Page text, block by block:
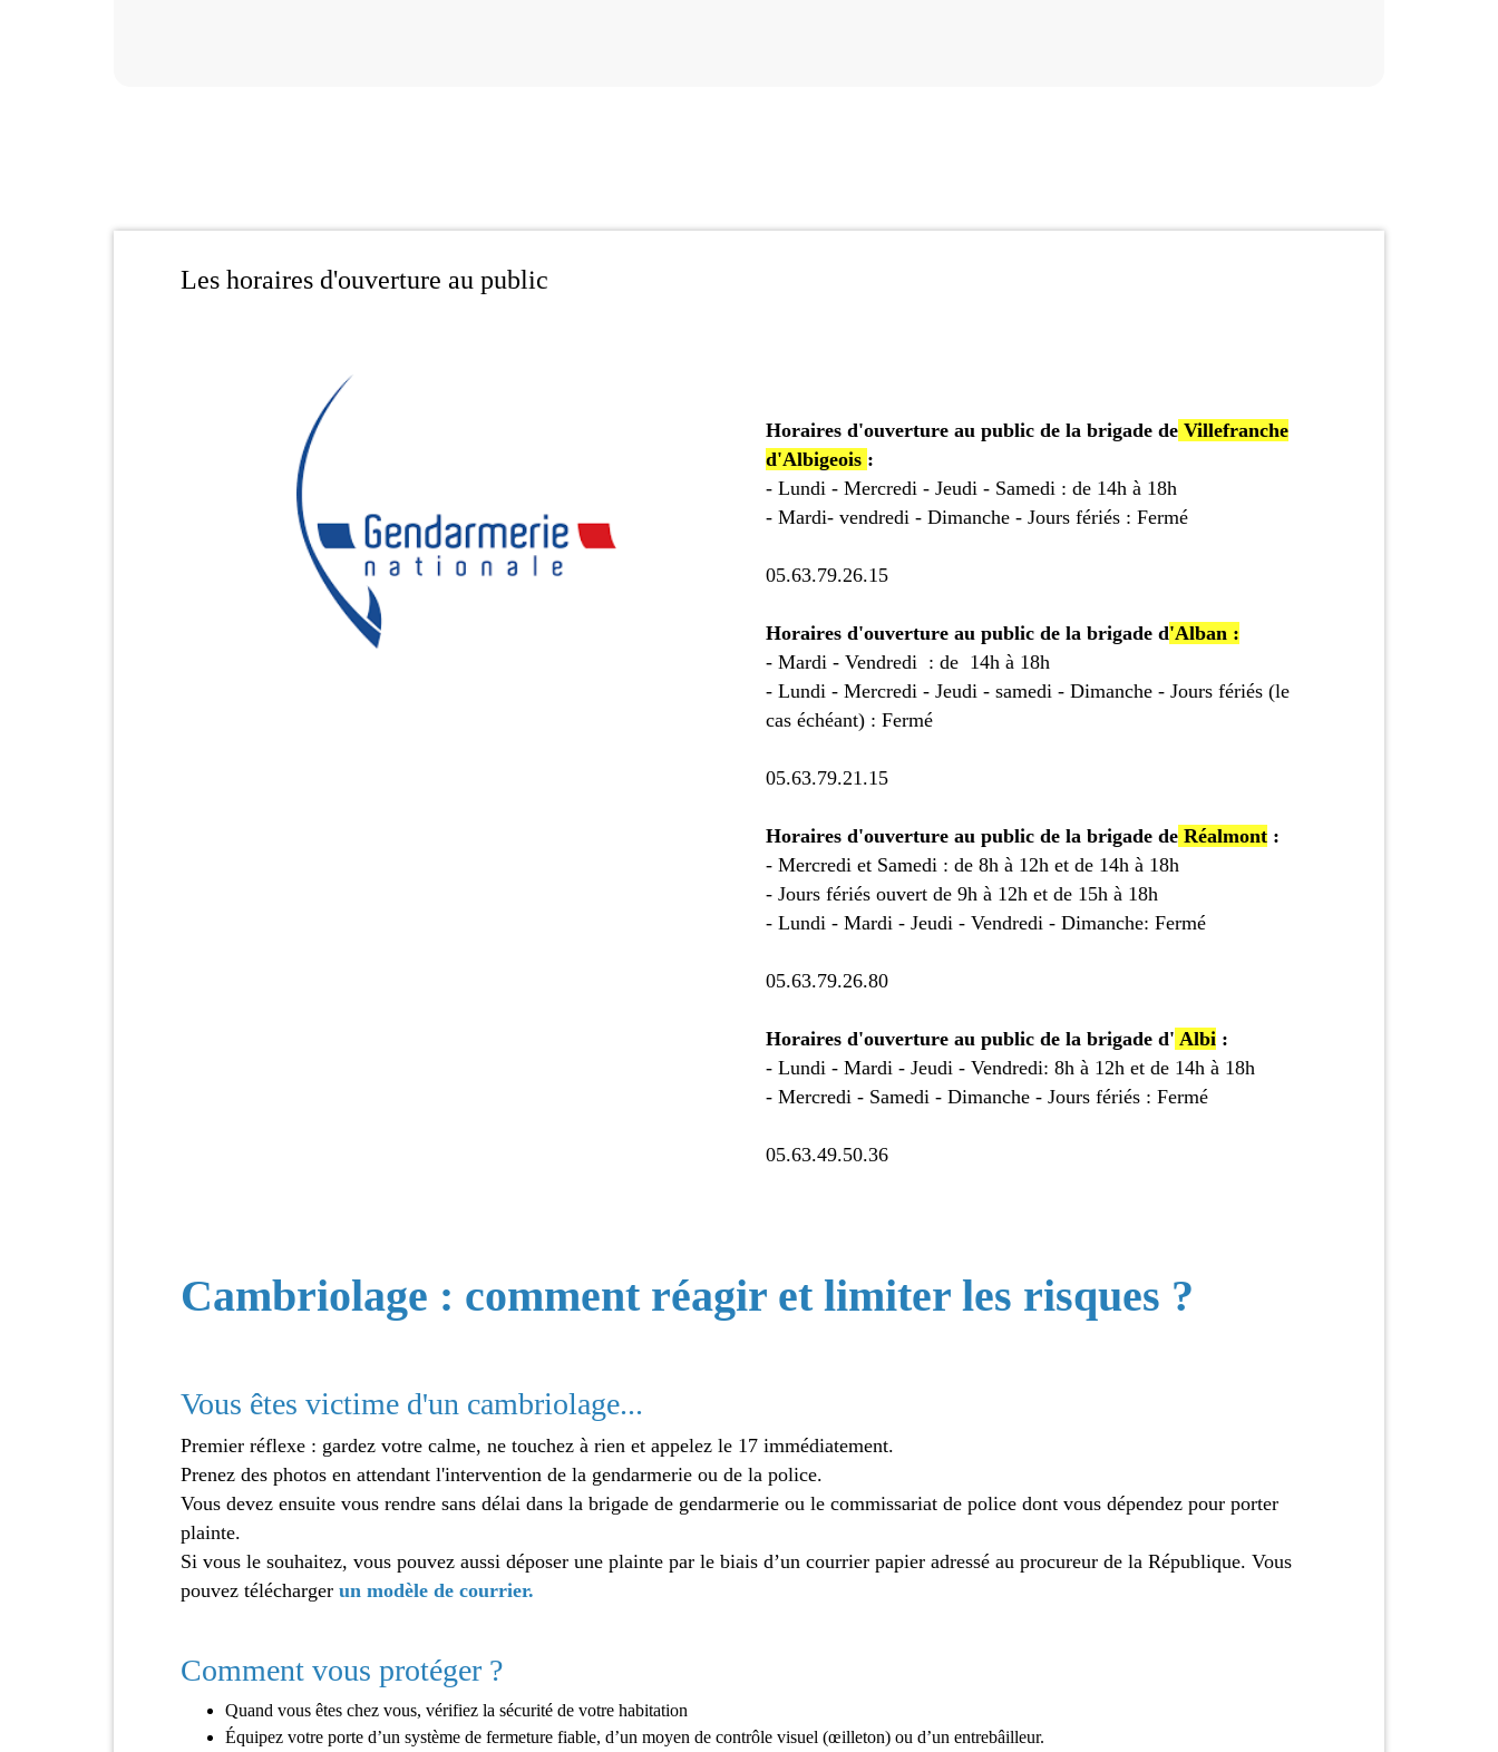
Les horaires d'ouverture au public
Horaires d'ouverture au public de la brigade de Villefranche
d'Albigeois :
- Lundi - Mercredi - Jeudi - Samedi : de 14h à 18h
- Mardi- vendredi - Dimanche - Jours fériés : Fermé
05.63.79.26.15
Horaires d'ouverture au public de la brigade d'Alban :
- Mardi - Vendredi : de 14h à 18h
- Lundi - Mercredi - Jeudi - samedi - Dimanche - Jours fériés (le
cas échéant) : Fermé
05.63.79.21.15
Horaires d'ouverture au public de la brigade de Réalmont :
- Mercredi et Samedi : de 8h à 12h et de 14h à 18h
- Jours fériés ouvert de 9h à 12h et de 15h à 18h
- Lundi - Mardi - Jeudi - Vendredi - Dimanche: Fermé
05.63.79.26.80
Horaires d'ouverture au public de la brigade d' Albi :
- Lundi - Mardi - Jeudi - Vendredi: 8h à 12h et de 14h à 18h
- Mercredi - Samedi - Dimanche - Jours fériés : Fermé
05.63.49.50.36
Cambriolage : comment réagir et limiter les risques ?
Vous êtes victime d'un cambriolage...
Premier réflexe : gardez votre calme, ne touchez à rien et appelez le 17 immédiatement.
Prenez des photos en attendant l'intervention de la gendarmerie ou de la police.
Vous devez ensuite vous rendre sans délai dans la brigade de gendarmerie ou le commissariat de police dont vous dépendez pour porter
plainte.
Si vous le souhaitez, vous pouvez aussi déposer une plainte par le biais d’un courrier papier adressé au procureur de la République. Vous
pouvez télécharger un modèle de courrier.
Comment vous protéger ?
Quand vous êtes chez vous, vérifiez la sécurité de votre habitation
Équipez votre porte d’un système de fermeture fiable, d’un moyen de contrôle visuel (œilleton) ou d’un entrebâilleur.